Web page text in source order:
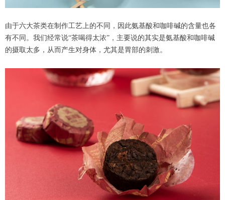
由于六大茶类在制作工艺上的不同，因此氨基酸和咖啡碱的含量也各
有不同。我们经常说“茶喝得太浓”，主要说的其实是氨基酸和咖啡碱
的摄取太多，从而产生对身体，尤其是胃部的刺激。